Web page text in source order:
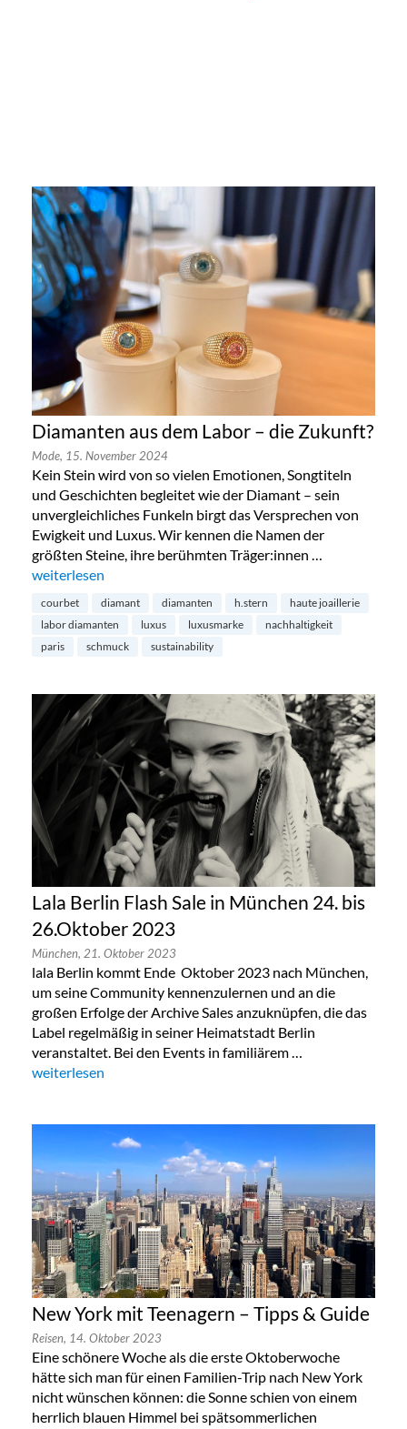
Diamanten aus dem Labor – die Zukunft?
Mode, 15. November 2024
Kein Stein wird von so vielen Emotionen, Songtiteln
und Geschichten begleitet wie der Diamant – sein
unvergleichliches Funkeln birgt das Versprechen von
Ewigkeit und Luxus. Wir kennen die Namen der
größten Steine, ihre berühmten Träger:innen …
„Diamanten aus dem Labor – die Zukunft?“
weiterlesen
courbet diamant diamanten h.stern
haute joaillerie
labor diamanten
luxus luxusmarke
nachhaltigkeit
paris
schmuck sustainability
Lala Berlin Flash Sale in München 24. bis
26.Oktober 2023
München, 21. Oktober 2023
lala Berlin kommt Ende Oktober 2023 nach München,
um seine Community kennenzulernen und an die
großen Erfolge der Archive Sales anzuknüpfen, die das
Label regelmäßig in seiner Heimatstadt Berlin
veranstaltet. Bei den Events in familiärem …
„Lala Berlin Flash Sale in München 24. bis 26.Oktober 2023“
weiterlesen
New York mit Teenagern – Tipps & Guide
Reisen, 14. Oktober 2023
Eine schönere Woche als die erste Oktoberwoche
hätte sich man für einen Familien-Trip nach New York
nicht wünschen können: die Sonne schien von einem
herrlich blauen Himmel bei spätsommerlichen